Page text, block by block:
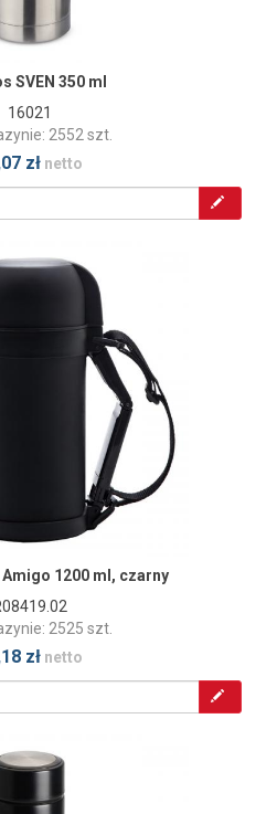
SVEN 350 ml
16021
2552 szt.
zł netto
1200 ml, czarny
2525 szt.
zł netto